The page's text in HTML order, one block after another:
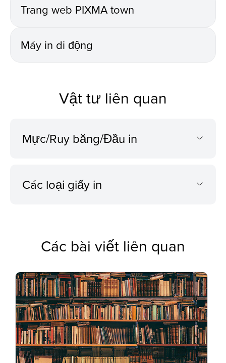
Trang web PIXMA town
Máy in di động
Vật tư liên quan
Mực/Ruy băng/Đầu in
Các loại giấy in
Các bài viết liên quan